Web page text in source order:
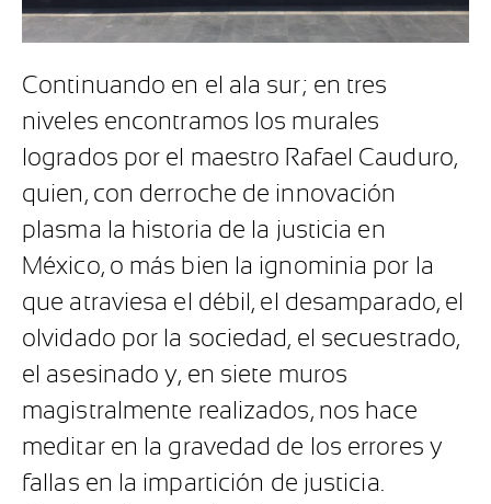
Continuando en el ala sur; en tres
niveles encontramos los murales
logrados por el maestro Rafael Cauduro,
quien, con derroche de innovación
plasma la historia de la justicia en
México, o más bien la ignominia por la
que atraviesa el débil, el desamparado, el
olvidado por la sociedad, el secuestrado,
el asesinado y, en siete muros
magistralmente realizados, nos hace
meditar en la gravedad de los errores y
fallas en la impartición de justicia.